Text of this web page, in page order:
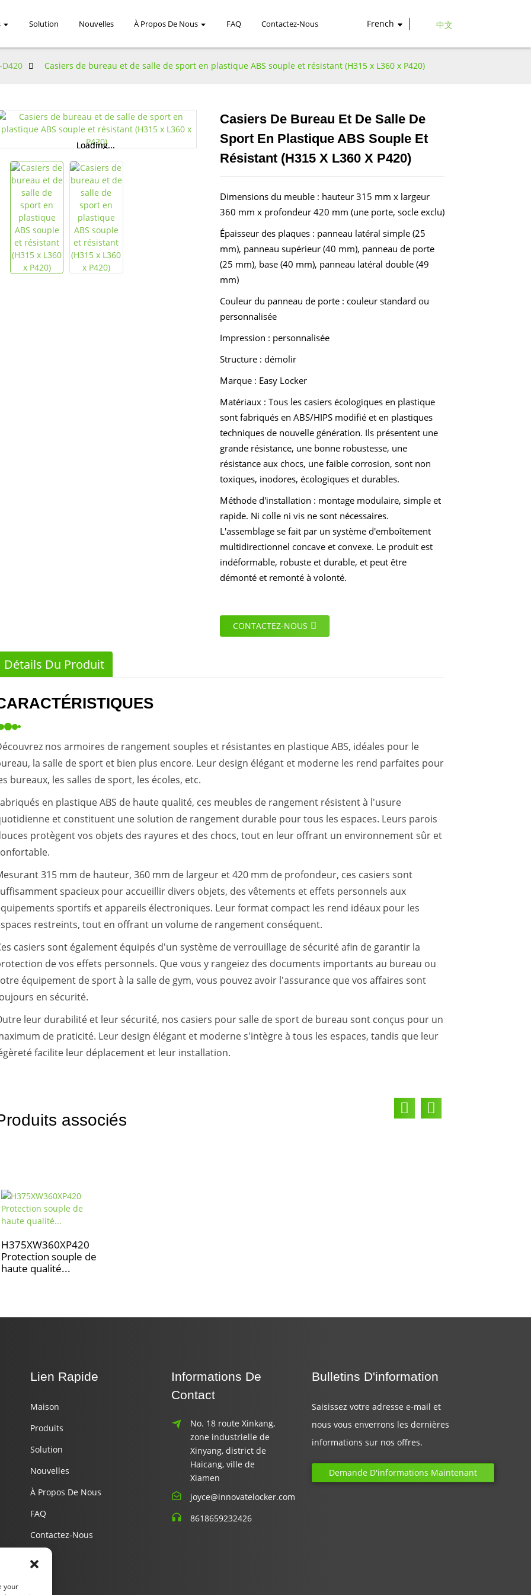
Solution Nouvelles À Propos De Nous FAQ Contactez-Nous French 中文
D420 Casiers de bureau et de salle de sport en plastique ABS souple et résistant (H315 x L360 x P420)
Loading...
Loading... Loading...
Loading...
Casiers De Bureau Et De Salle De
Sport En Plastique ABS Souple Et
Résistant (H315 X L360 X P420)
Dimensions du meuble : hauteur 315 mm x largeur
360 mm x profondeur 420 mm (une porte, socle exclu)
Épaisseur des plaques : panneau latéral simple (25
mm), panneau supérieur (40 mm), panneau de porte
(25 mm), base (40 mm), panneau latéral double (49
mm)
Couleur du panneau de porte : couleur standard ou
personnalisée
Impression : personnalisée
Structure : démolir
Marque : Easy Locker
Matériaux : Tous les casiers écologiques en plastique
sont fabriqués en ABS/HIPS modifié et en plastiques
techniques de nouvelle génération. Ils présentent une
grande résistance, une bonne robustesse, une
résistance aux chocs, une faible corrosion, sont non
toxiques, inodores, écologiques et durables.
Méthode d'installation : montage modulaire, simple et
rapide. Ni colle ni vis ne sont nécessaires.
L'assemblage se fait par un système d'emboîtement
multidirectionnel concave et convexe. Le produit est
indéformable, robuste et durable, et peut être
démonté et remonté à volonté.
CONTACTEZ-NOUS
Détails Du Produit
nos armoires de rangement souples et résistantes en plastique ABS, idéales pour le
la salle de sport et bien plus encore. Leur design élégant et moderne les rend parfaites pour
bureaux, les salles de sport, les écoles, etc.
en plastique ABS de haute qualité, ces meubles de rangement résistent à l'usure
et constituent une solution de rangement durable pour tous les espaces. Leurs parois
protègent vos objets des rayures et des chocs, tout en leur offrant un environnement sûr et
315 mm de hauteur, 360 mm de largeur et 420 mm de profondeur, ces casiers sont
spacieux pour accueillir divers objets, des vêtements et effets personnels aux
sportifs et appareils électroniques. Leur format compact les rend idéaux pour les
restreints, tout en offrant un volume de rangement conséquent.
casiers sont également équipés d'un système de verrouillage de sécurité afin de garantir la
de vos effets personnels. Que vous y rangeiez des documents importants au bureau ou
équipement de sport à la salle de gym, vous pouvez avoir l'assurance que vos affaires sont
en sécurité.
leur durabilité et leur sécurité, nos casiers pour salle de sport de bureau sont conçus pour un
de praticité. Leur design élégant et moderne s'intègre à tous les espaces, tandis que leur
facilite leur déplacement et leur installation.
associés
H375XW360XP420
Protection souple de
haute qualité...
Lien Rapide
Maison
Produits
Solution
Nouvelles
À Propos De Nous
FAQ
Contactez-Nous
Informations De
Contact
No. 18 route Xinkang,
zone industrielle de
Xinyang, district de
Haicang, ville de
Xiamen
joyce@innovatelocker.com
8618659232426
Bulletins D'information
Saisissez votre adresse e-mail et
nous vous enverrons les dernières
informations sur nos offres.
Demande D'informations Maintenant
your